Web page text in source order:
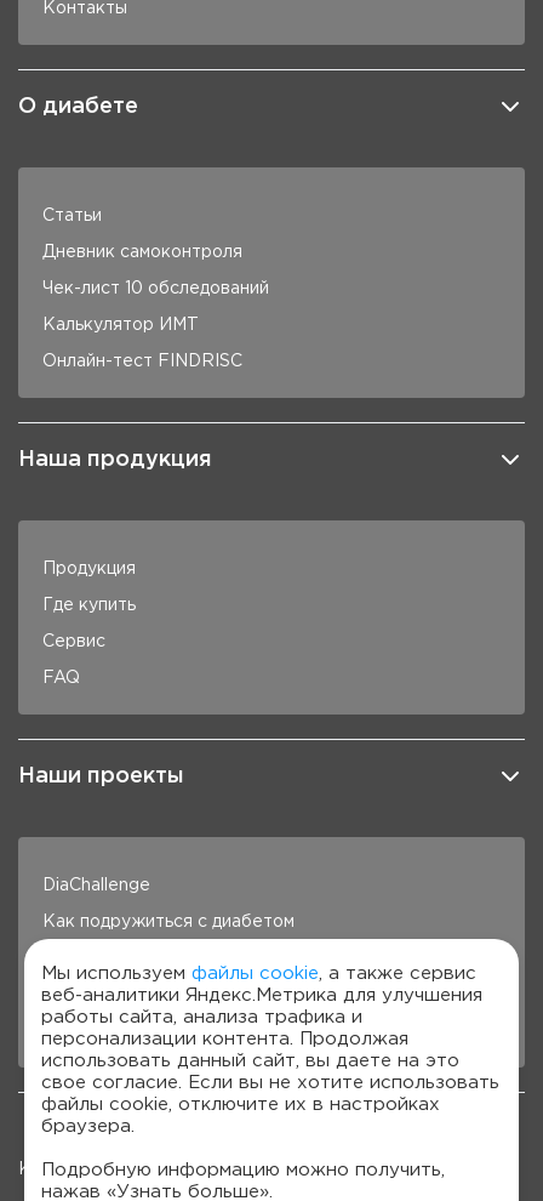
Контакты
О диабете
Статьи
Дневник самоконтроля
Чек-лист 10 обследований
Калькулятор ИМТ
Онлайн-тест FINDRISC
Наша продукция
Продукция
Где купить
Сервис
FAQ
Наши проекты
DiaChallenge
Как подружиться с диабетом
Готовим с Сателлит
Стань лучше с Сателлит
Карта сайта
Мы используем файлы cookie , а также сервис
веб-аналитики Яндекс.Метрика для улучшения
работы сайта, анализа трафика и
персонализации контента. Продолжая
использовать данный сайт, вы даете на это
свое согласие. Если вы не хотите использовать
файлы cookie, отключите их в настройках
браузера.
Подробную информацию можно получить,
нажав «Узнать больше».